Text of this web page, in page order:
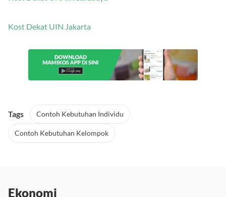
Kost Dekat UIN Jakarta
Tags Contoh Kebutuhan Individu
Contoh Kebutuhan Kelompok
Ekonomi